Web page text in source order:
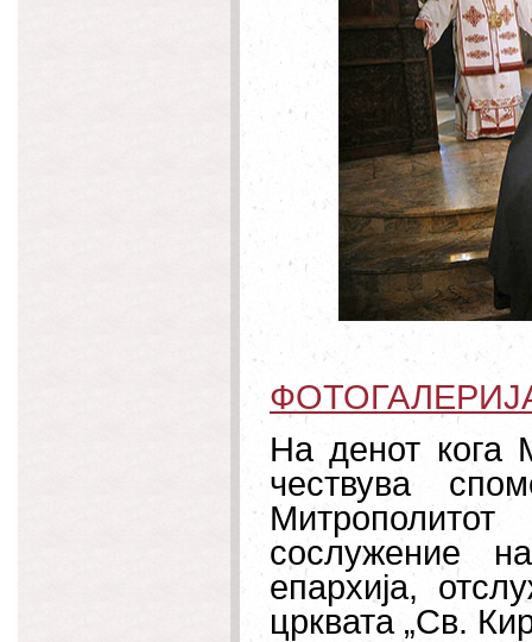
На денот кога
чествува
сослужение
епархија,
црквата „Св.